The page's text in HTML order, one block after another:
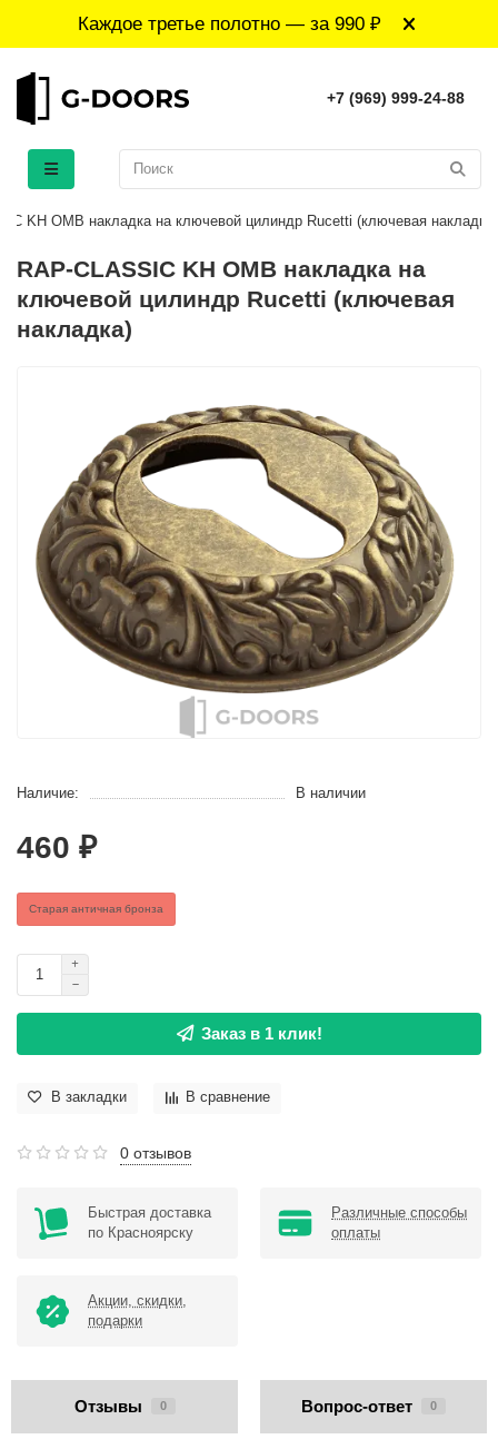
Каждое третье полотно — за 990 ₽
+7 (969) 999-24-88
KH OMB накладка на ключевой цилиндр Rucetti (ключевая накладка)
RAP-CLASSIC KH OMB накладка на
ключевой цилиндр Rucetti (ключевая
накладка)
Наличие: В наличии
460 ₽
Старая античная бронза
Заказ в 1 клик!
В закладки В сравнение
0 отзывов
Быстрая доставка
по Красноярску
Различные способы
оплаты
Акции, скидки,
подарки
Отзывы 0 Вопрос-ответ 0